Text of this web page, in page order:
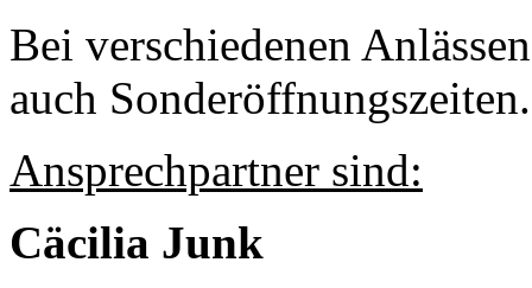
Bei verschiedenen
auch Sonderöffnungszeiten.
Ansprechpartner sind:
Cäcilia Junk